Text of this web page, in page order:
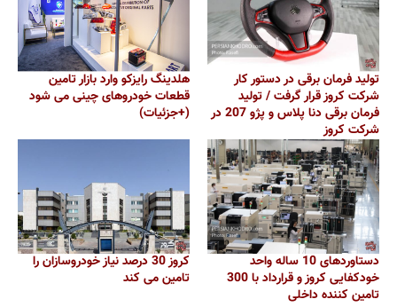
تولید فرمان برقی در دستور کار
شرکت کروز قرار گرفت / تولید
فرمان برقی دنا پلاس و پژو 207 در
شرکت کروز
هلدینگ رایزکو وارد بازار تامین
قطعات خودروهای چینی می شود
(+جزئیات)
دستاوردهای 10 ساله واحد
خودکفایی کروز و قرارداد با 300
تامین کننده داخلی
کروز 30 درصد نیاز خودروسازان را
تامین می کند